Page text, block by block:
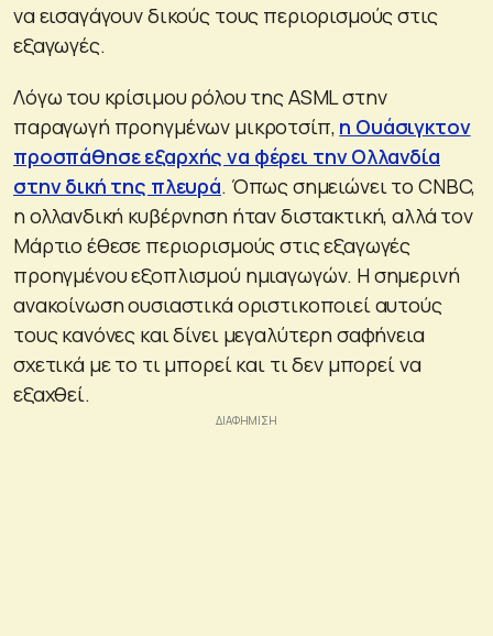
να εισαγάγουν δικούς τους περιορισμούς στις
εξαγωγές.
Λόγω του κρίσιμου ρόλου της ASML στην
παραγωγή προηγμένων μικροτσίπ, η Ουάσιγκτον
προσπάθησε εξαρχής να φέρει την Ολλανδία
στην δική της πλευρά. Όπως σημειώνει το CNBC,
η ολλανδική κυβέρνηση ήταν διστακτική, αλλά τον
Μάρτιο έθεσε περιορισμούς στις εξαγωγές
προηγμένου εξοπλισμού ημιαγωγών. Η σημερινή
ανακοίνωση ουσιαστικά οριστικοποιεί αυτούς
τους κανόνες και δίνει μεγαλύτερη σαφήνεια
σχετικά με το τι μπορεί και τι δεν μπορεί να
εξαχθεί.